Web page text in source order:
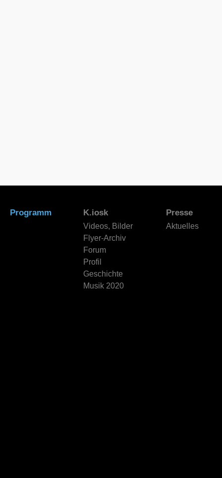
Programm K.iosk
Videos, Bilder
Flyer-Archiv
Forum
Profil
Geschichte
Musik 2020
Presse
Aktuelles